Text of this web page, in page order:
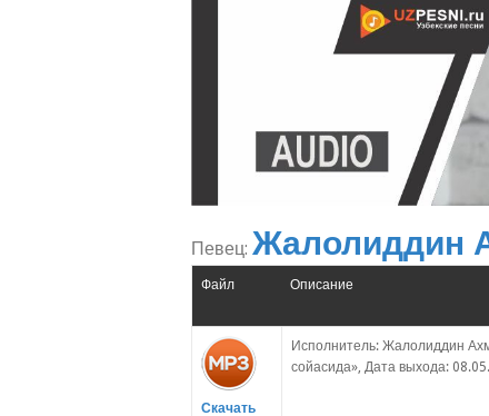
Певец: Жалолиддин
Файл Описание
Скачать
Исполнитель: Жалолиддин
сойасида», Дата выхода: